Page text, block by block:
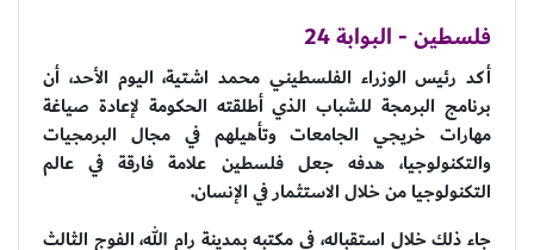
فلسطين - البوابة 24
أكد رئيس الوزراء الفلسطيني محمد اشتية، اليوم الأحد، أن
برنامج البرمجة للشباب الذي أطلقته الحكومة لإعادة صياغة
مهارات خريجي الجامعات وتأهيلهم في مجال البرمجيات
والتكنولوجيا، هدفه جعل فلسطين علامة فارقة في عالم
التكنولوجيا من خلال الاستثمار في الإنسان.
جاء ذلك خلال استقباله، في مكتبه بمدينة رام الله، الفوج الثالث